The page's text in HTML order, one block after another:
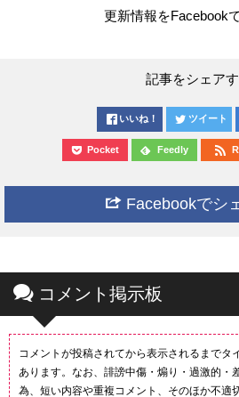
更新情報をFacebook
記事をシェア
いいね！ ツイート
Pocket Feedly
Facebookでシ
コメント掲示板
コメントが投稿されてから表示されるまでタ
あります。なお、誹謗中傷・煽り・過激的・
為、短い内容や重複コメント、そのほか不適